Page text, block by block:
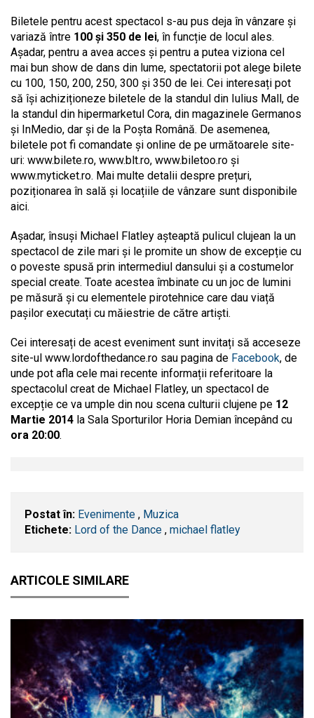
Biletele pentru acest spectacol s-au pus deja în vânzare și
variază între 100 și 350 de lei, în funcție de locul ales.
Așadar, pentru a avea acces și pentru a putea viziona cel
mai bun show de dans din lume, spectatorii pot alege bilete
cu 100, 150, 200, 250, 300 și 350 de lei. Cei interesați pot
să își achiziționeze biletele de la standul din Iulius Mall, de
la standul din hipermarketul Cora, din magazinele Germanos
și InMedio, dar și de la Poșta Română. De asemenea,
biletele pot fi comandate și online de pe următoarele site-
uri: www.bilete.ro, www.blt.ro, www.biletoo.ro și
www.myticket.ro. Mai multe detalii despre prețuri,
poziționarea în sală și locațiile de vânzare sunt disponibile
aici.
Așadar, însuși Michael Flatley așteaptă pulicul clujean la un
spectacol de zile mari și le promite un show de excepție cu
o poveste spusă prin intermediul dansului și a costumelor
special create. Toate acestea îmbinate cu un joc de lumini
pe măsură și cu elementele pirotehnice care dau viață
pașilor executați cu măiestrie de către artiști.
Cei interesați de acest eveniment sunt invitați să acceseze
site-ul www.lordofthedance.ro sau pagina de Facebook, de
unde pot afla cele mai recente informații referitoare la
spectacolul creat de Michael Flatley, un spectacol de
excepție ce va umple din nou scena culturii clujene pe 12
Martie 2014 la Sala Sporturilor Horia Demian începând cu
ora 20:00.
Postat în: Evenimente , Muzica
Etichete: Lord of the Dance , michael flatley
ARTICOLE SIMILARE